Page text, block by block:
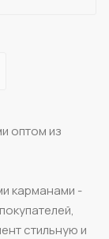
оптом из
карманами -
стильную и